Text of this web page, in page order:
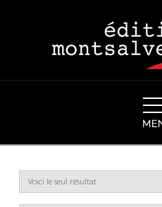
Voici le seul résultat